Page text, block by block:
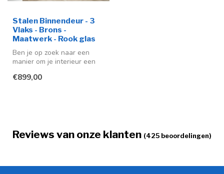
Stalen Binnendeur - 3
Vlaks - Brons -
Maatwerk - Rook glas
Ben je op zoek naar een
manier om je interieur een
uitstra...
€899,00
Reviews van onze klanten (425 beoordelingen)